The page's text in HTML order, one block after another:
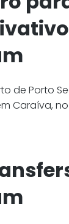
de Porto
Caraíva,